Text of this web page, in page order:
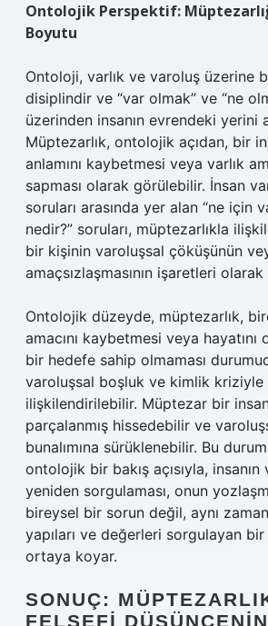
Ontolojik Perspektif:
Boyutu
Ontoloji, varlık ve varoluş üzerine
disiplindir ve “var olmak” ve “ne
üzerinden insanın evrendeki yerini
Müptezarlık, ontolojik açıdan, bir
anlamını kaybetmesi veya varlık
sapması olarak görülebilir. İnsan
soruları arasında yer alan “ne için
nedir?” soruları, müptezarlıkla
bir kişinin varoluşsal çöküşünün
amaçsızlaşmasının işaretleri
Ontolojik düzeyde, müptezarlık,
amacını kaybetmesi veya hayatını
bir hedefe sahip olmaması
varoluşsal boşluk ve kimlik kriziyle
ilişkilendirilebilir. Müptezar bir
parçalanmış hissedebilir ve
bunalımına sürüklenebilir. Bu
ontolojik bir bakış açısıyla, insanın
yeniden sorgulaması, onun
bireysel bir sorun değil, aynı
yapıları ve değerleri sorgulayan
ortaya koyar.
SONUÇ:
FELSEFI